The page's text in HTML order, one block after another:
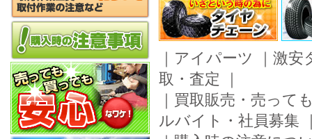
｜ アイパーツ ｜ 激安
取・査定 ｜
｜ 買取販売・売って
ルバイト・社員募集